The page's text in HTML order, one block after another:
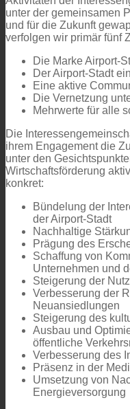
unter der gemeinsamen
und für die Zukunft
verfolgen wir primär fünf
Die Marke Airport-
Der Airport-Stadt
Eine aktive
Die Vernetzung
Mehrwerte für alle
Die
ihrem Engagement die
unter den
Wirtschaftsförderung
konkret:
Bündelung der
der Airport-Stadt
Nachhaltige
Prägung des
Schaffung von
Unternehmen und
Steigerung der
Verbesserung der
Neuansiedlungen
Steigerung des
Ausbau und
öffentliche
Verbesserung des
Präsenz in der
Umsetzung von
Energieversorgung